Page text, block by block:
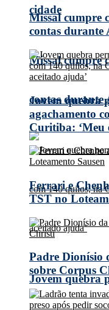
cidade
Missal cumpre
contas durante
Jovem quebra
Missal cumpre
contas durante
Jovem quebra
agachamento
Curitiba: ‘Meu
Ferrari e
TST no
Padre Dionísio
sobre Corpus